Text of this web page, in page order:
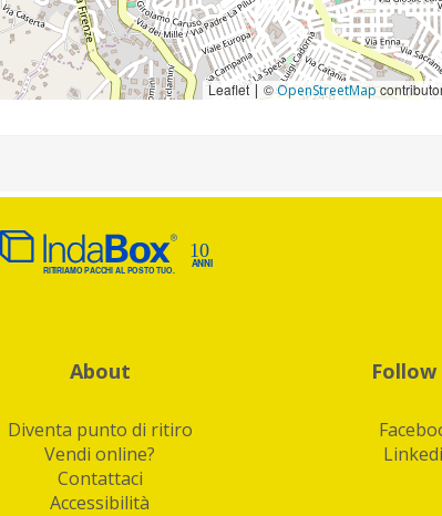
Leaflet| ©OpenStreetMap
About
Diventa punto di ritiro
Vendi online?
Contattaci
Accessibilità
Follow